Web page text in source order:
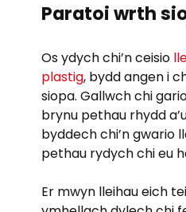
Paratoi wrth
Os ydych chi’n ceisio
plastig, bydd angen i
siopa. Gallwch chi
brynu pethau rhydd
byddech chi’n gwario
pethau rydych chi eu
Er mwyn lleihau eich